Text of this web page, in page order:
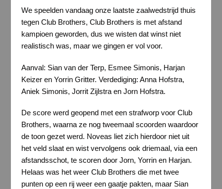
We speelden vandaag onze laatste zaalwedstrijd thuis
tegen Club Brothers, Club Brothers is met afstand
kampioen geworden, dus we wisten dat winst niet
realistisch was, maar we gingen er vol voor.
Aanval: Sian van der Terp, Esmee Simonis, Harjan
Keizer en Yorrin Gritter. Verdediging: Anna Hofstra,
Aniek Simonis, Jorrit Zijlstra en Jorn Hofstra.
De score werd geopend met een strafworp voor Club
Brothers, waarna ze nog tweemaal scoorden waardoor
de toon gezet werd. Noveas liet zich hierdoor niet uit
het veld slaat en wist vervolgens ook driemaal, via een
afstandsschot, te scoren door Jorn, Yorrin en Harjan.
Helaas was het weer Club Brothers die met twee
punten op een rij weer een gaatje pakten, maar Sian